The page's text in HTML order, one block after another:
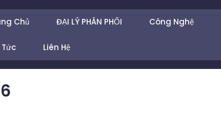
Chủ ĐẠI LÝ PHÂN PHỐI Công Nghệ
Tức Liên Hệ